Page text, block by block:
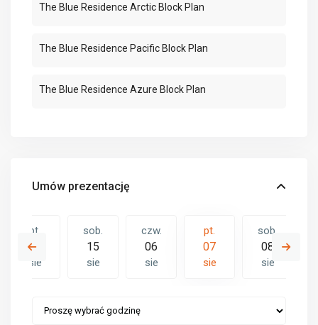
The Blue Residence Arctic Block Plan
The Blue Residence Pacific Block Plan
The Blue Residence Azure Block Plan
Umów prezentację
pt.
14
sie
sob.
15
sie
czw.
06
sie
pt.
07
sie
sob.
08
sie
czw. pt.